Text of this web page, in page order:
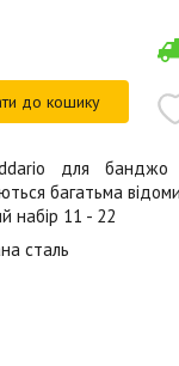
до кошику
для банджо
багатьма
набір 11 - 22
сталь